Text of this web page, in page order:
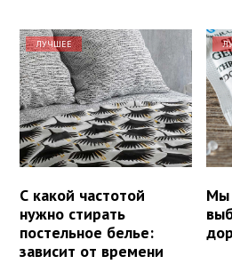
ЛУЧШЕЕ
С какой частотой
нужно стирать
постельное белье:
зависит от времени
Мы